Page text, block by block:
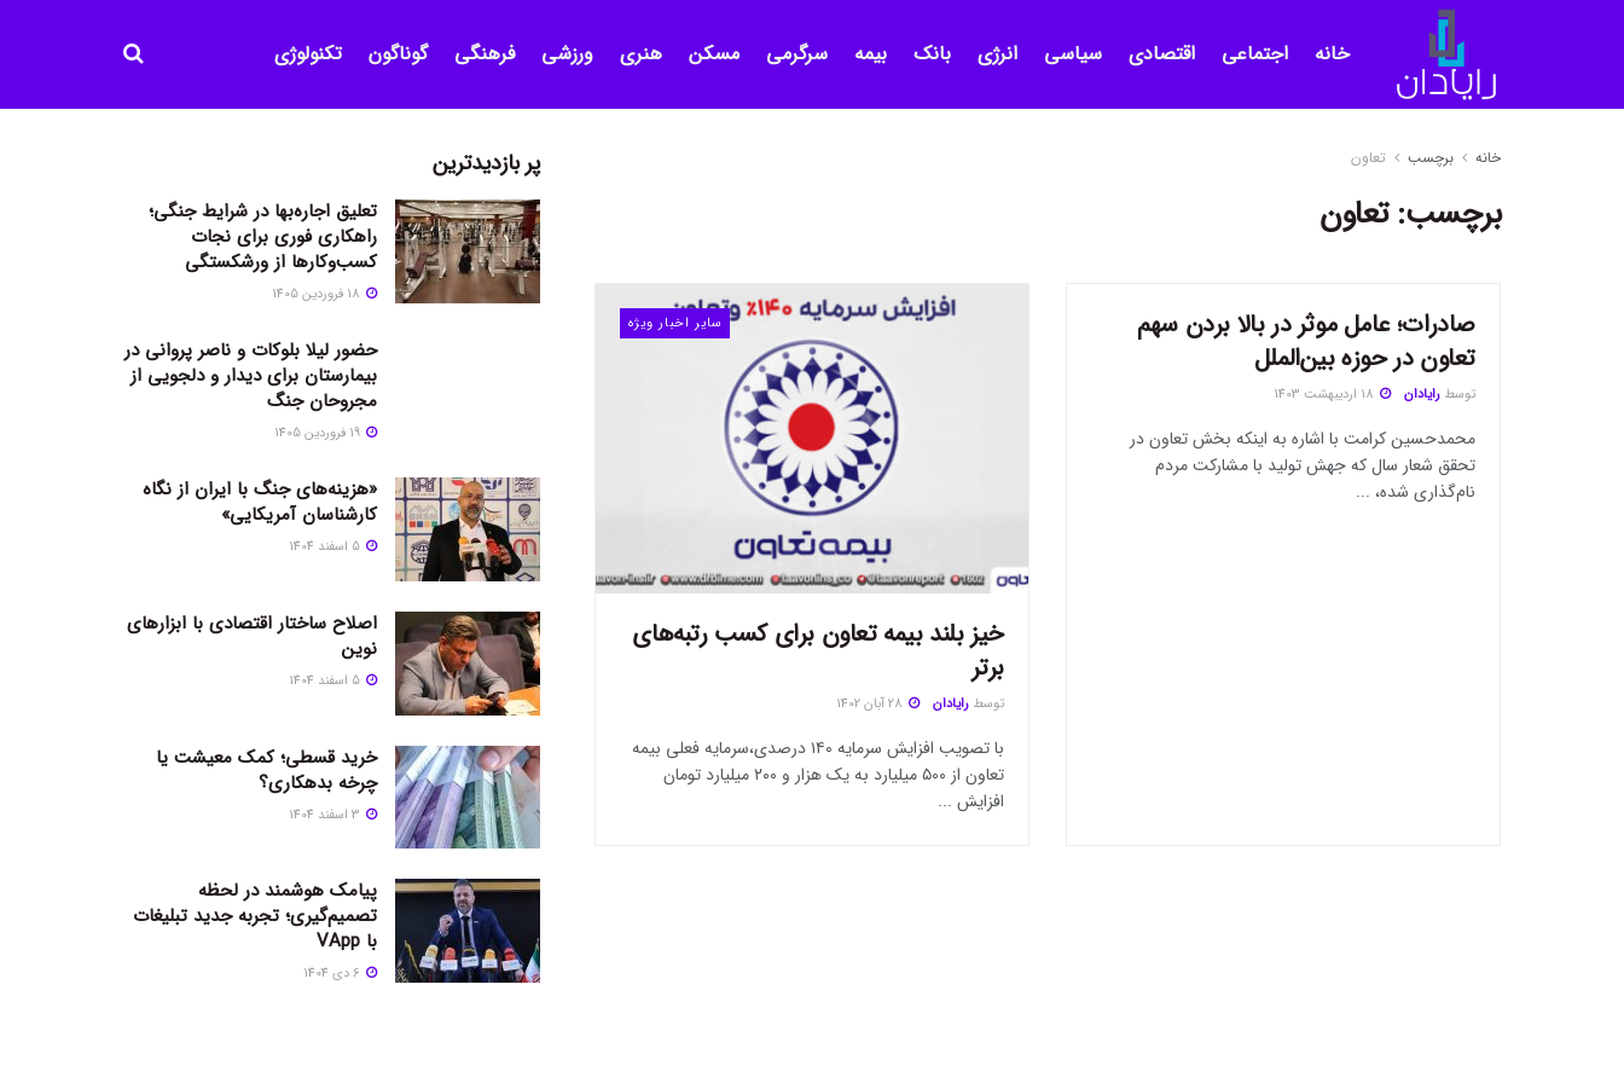
خانه اجتماعی اقتصادی سیاسی انرژی بانک بیمه سرگرمی مسکن هنری ورزشی فرهنگی گوناگون تکنولوژی
خانه برچسب تعاون
برچسب:تعاون
سایر اخبار ویژه
صادرات؛ عامل موثر در بالا بردن سهم
تعاون در حوزه بین‌الملل
توسط رایادان
محمدحسین کرامت با اشاره به اینکه بخش تعاون در
تحقق شعار سال که جهش تولید با مشارکت مردم
نام‌گذاری شده، ...
سایر اخبار ویژه
خیز بلند بیمه تعاون برای کسب رتبه‌های
برتر
توسط رایادان
با تصویب افزایش سرمایه ۱۴۰ درصدی،سرمایه فعلی بیمه
تعاون از ۵۰۰ میلیارد به یک هزار و ۲۰۰ میلیارد تومان
افزایش ...
پر بازدیدترین
تعلیق اجاره‌بها در شرایط جنگی؛
راهکاری فوری برای نجات
کسب‌وکارها از ورشکستگی
حضور لیلا بلوکات و ناصر پروانی در
بیمارستان برای دیدار و دلجویی از
مجروحان جنگ
«هزینه‌های جنگ با ایران از نگاه
کارشناسان آمریکایی»
اصلاح ساختار اقتصادی با ابزارهای
نوین
خرید قسطی؛ کمک معیشت یا
چرخه بدهکاری؟
پیامک هوشمند در لحظه
تصمیم‌گیری؛ تجربه جدید تبلیغات
با VApp